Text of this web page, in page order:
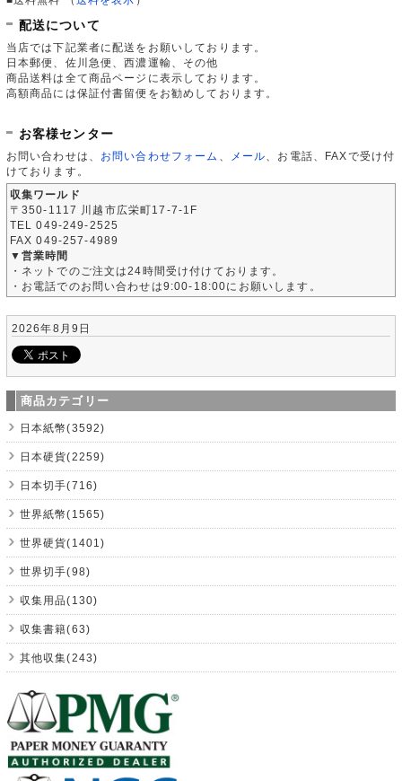
配送について
当店では下記業者に配送をお願いしております。
日本郵便、佐川急便、西濃運輸、その他
商品送料は全て商品ページに表示しております。
高額商品には保証付書留便をお勧めしております。
お客様センター
お問い合わせは、 お問い合わせフォーム メール 、お電話、FAXで受け付
けております。
収集ワールド
〒350-1117 川越市広栄町17-7-1F
TEL 049-249-2525
FAX 049-257-4989
▼営業時間
・ネットでのご注文は24時間受け付けております。
・お電話でのお問い合わせは9:00-18:00にお願いします。
2026年8月9日
商品カテゴリー
日本紙幣(3592)
日本硬貨(2259)
日本切手(716)
世界紙幣(1565)
世界硬貨(1401)
世界切手(98)
収集用品(130)
収集書籍(63)
其他収集(243)